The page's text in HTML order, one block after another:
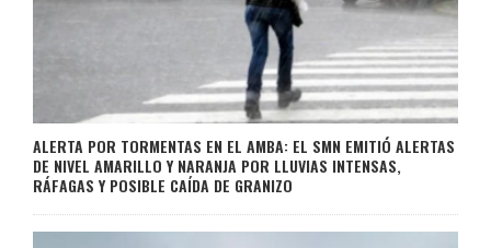
ALERTA POR TORMENTAS EN EL AMBA: EL SMN EMITIÓ ALERTAS
DE NIVEL AMARILLO Y NARANJA POR LLUVIAS INTENSAS,
RÁFAGAS Y POSIBLE CAÍDA DE GRANIZO